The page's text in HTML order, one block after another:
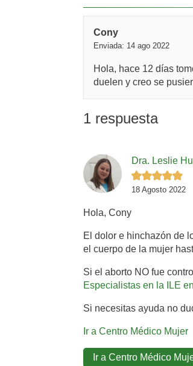
Cony
Enviada: 14 ago 2022
Hola, hace 12 días
duelen y creo se
1 respuesta
Dra. Leslie
18 Agosto 2022
Hola, Cony
El dolor e hinchazón de
el cuerpo de la mujer
Si el aborto NO fue
Especialistas en la ILE
Si necesitas ayuda no
Ir a Centro Médico Mujer
Ir a Centro Médico